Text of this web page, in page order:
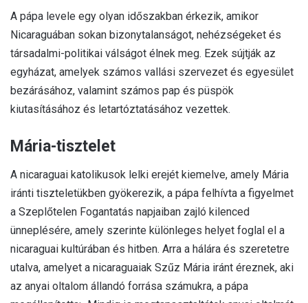
A pápa levele egy olyan időszakban érkezik, amikor
Nicaraguában sokan bizonytalanságot, nehézségeket és
társadalmi-politikai válságot élnek meg. Ezek sújtják az
egyházat, amelyek számos vallási szervezet és egyesület
bezárásához, valamint számos pap és püspök
kiutasításához és letartóztatásához vezettek.
Mária-tisztelet
A nicaraguai katolikusok lelki erejét kiemelve, amely Mária
iránti tiszteletükben gyökerezik, a pápa felhívta a figyelmet
a Szeplőtelen Fogantatás napjaiban zajló kilenced
ünneplésére, amely szerinte különleges helyet foglal el a
nicaraguai kultúrában és hitben. Arra a hálára és szeretetre
utalva, amelyet a nicaraguaiak Szűz Mária iránt éreznek, aki
az anyai oltalom állandó forrása számukra, a pápa